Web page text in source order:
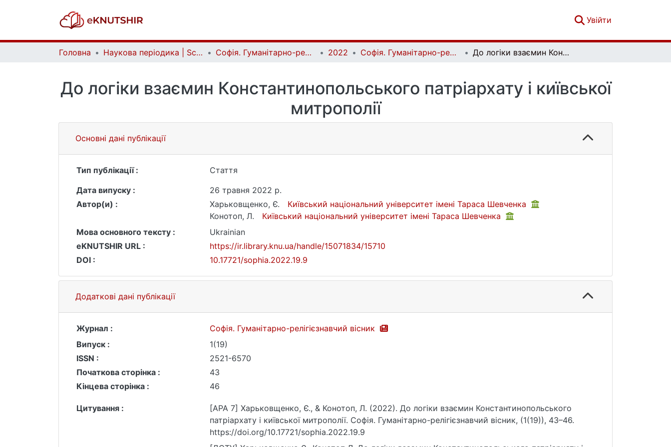
Увійти
Головна Наукова періодика | Scientific periodicals Софія. Гуманітарно-релігієзнавчий вісник | Sophia. Human and Religious Studies Bulletin 2022 Софія. Гуманітарно-релігієзнавчий вісник. № 1 (19) До логіки взаємин Константинопольського патріархату і київської митрополії
До логіки взаємин Константинопольського патріархату і київської
митрополії
Основні дані публікації
Тип публікації :
Стаття
Дата випуску :
26 травня 2022 р.
Автор(и) :
Харьковщенко, Є.
Київський національний університет імені Тараса Шевченка
Конотоп, Л.
Київський національний університет імені Тараса Шевченка
Мова основного тексту :
Ukrainian
eKNUTSHIR URL :
https://ir.library.knu.ua/handle/15071834/15710
DOI :
10.17721/sophia.2022.19.9
Додаткові дані публікації
Журнал :
Софія. Гуманітарно-релігієзнавчий вісник
Випуск :
1(19)
ISSN :
2521-6570
Початкова сторінка :
43
Кінцева сторінка :
46
Цитування :
[APA 7] Харьковщенко, Є., & Конотоп, Л. (2022). До логіки взаємин Константинопольського
патріархату і київської митрополії. Софія. Гуманітарно-релігієзнавчий вісник, (1(19)), 43–46.
https://doi.org/10.17721/sophia.2022.19.9